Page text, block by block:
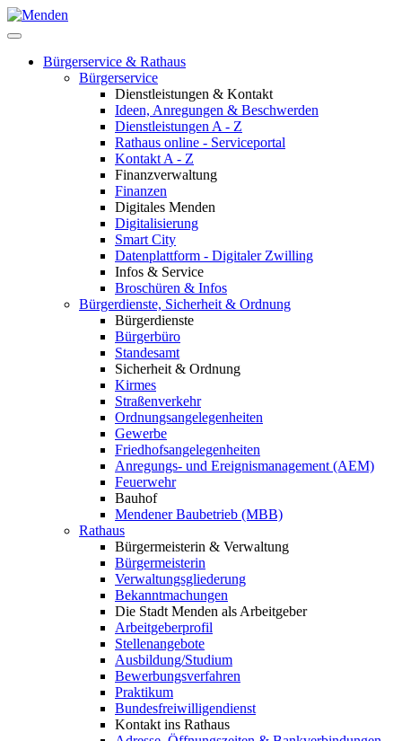
Bürgerservice & Rathaus
Bürgerservice
Dienstleistungen & Kontakt
Ideen, Anregungen & Beschwerden
Dienstleistungen A - Z
Rathaus online - Serviceportal
Kontakt A - Z
Finanzverwaltung
Finanzen
Digitales Menden
Digitalisierung
Smart City
Datenplattform - Digitaler Zwilling
Infos & Service
Broschüren & Infos
Bürgerdienste, Sicherheit & Ordnung
Bürgerdienste
Bürgerbüro
Standesamt
Sicherheit & Ordnung
Kirmes
Straßenverkehr
Ordnungsangelegenheiten
Gewerbe
Friedhofsangelegenheiten
Anregungs- und Ereignismanagement (AEM)
Feuerwehr
Bauhof
Mendener Baubetrieb (MBB)
Rathaus
Bürgermeisterin & Verwaltung
Bürgermeisterin
Verwaltungsgliederung
Bekanntmachungen
Die Stadt Menden als Arbeitgeber
Arbeitgeberprofil
Stellenangebote
Ausbildung/Studium
Bewerbungsverfahren
Praktikum
Bundesfreiwilligendienst
Kontakt ins Rathaus